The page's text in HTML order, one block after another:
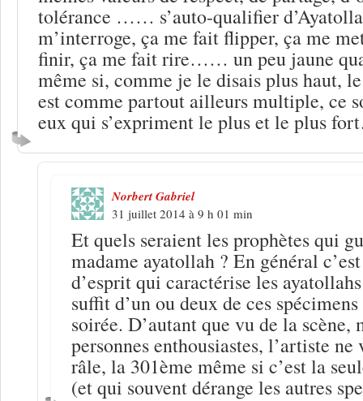
tolérance …… s’auto-qualifier
m’interroge, ça me fait flipper, ça me
finir, ça me fait rire…… un peu jaune
même si, comme je le disais plus haut,
est comme partout ailleurs multiple, ce
eux qui s’expriment le plus et le plus
Norbert Gabriel
31 juillet 2014 à 9 h 01 min
Et quels seraient les prophètes qui
madame ayatollah ? En général
d’esprit qui caractérise les
suffit d’un ou deux de ces
soirée. D’autant que vu de la scène,
personnes enthousiastes, l’artiste
râle, la 301ème même si c’est la
(et qui souvent dérange les autres